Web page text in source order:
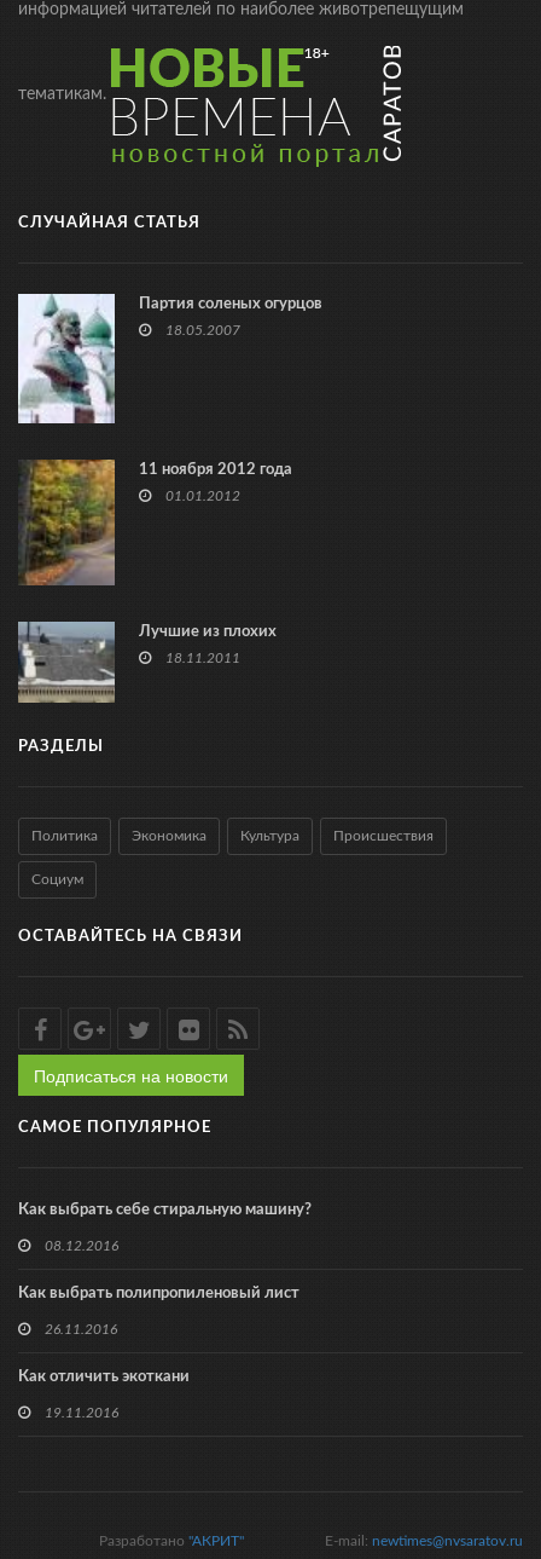
информацией читателей по наиболее животрепещущим
тематикам.
СЛУЧАЙНАЯ СТАТЬЯ
Партия соленых огурцов
18.05.2007
11 ноября 2012 года
01.01.2012
Лучшие из плохих
18.11.2011
РАЗДЕЛЫ
Политика Экономика Культура Происшествия
Социум
ОСТАВАЙТЕСЬ НА СВЯЗИ
Подписаться на новости
САМОЕ ПОПУЛЯРНОЕ
Как выбрать себе стиральную машину?
08.12.2016
Как выбрать полипропиленовый лист
26.11.2016
Как отличить экоткани
19.11.2016
E-mail: newtimes@nvsaratov.ru
Разработано "АКРИТ"